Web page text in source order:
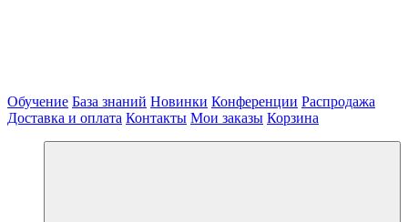
Обучение База знаний Новинки Конференции Распродажа
Доставка и оплата Контакты Мои заказы Корзина